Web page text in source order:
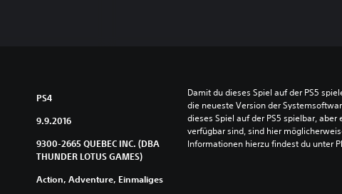
PS4
9.9.2016
9300-2665 QUEBEC INC. (DBA
THUNDER LOTUS GAMES)
Action, Adventure, Einmaliges
Damit du dieses Spiel auf der PS5
die neueste Version der
dieses Spiel auf der PS5 spielbar,
verfügbar sind, sind hier
Informationen hierzu findest du unter